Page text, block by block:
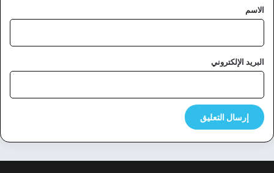
*
الاسم
البريد الإلكتروني